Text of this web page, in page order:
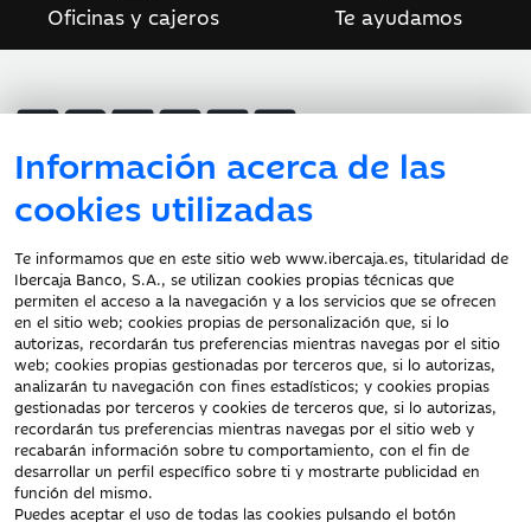
Información acerca de las
cookies utilizadas
Te informamos que en este sitio web www.ibercaja.es, titularidad de
Ibercaja Banco, S.A., se utilizan cookies propias técnicas que
permiten el acceso a la navegación y a los servicios que se ofrecen
en el sitio web; cookies propias de personalización que, si lo
autorizas, recordarán tus preferencias mientras navegas por el sitio
web; cookies propias gestionadas por terceros que, si lo autorizas,
analizarán tu navegación con fines estadísticos; y cookies propias
gestionadas por terceros y cookies de terceros que, si lo autorizas,
recordarán tus preferencias mientras navegas por el sitio web y
recabarán información sobre tu comportamiento, con el fin de
desarrollar un perfil específico sobre ti y mostrarte publicidad en
función del mismo.
Puedes aceptar el uso de todas las cookies pulsando el botón
Oficinas y cajeros Te ayudamos
Atención al cliente
Documentación a clientes
Aviso Legal
Protección datos
personales
Tarifas y Cotizaciones
Tablón de Anuncios
Política de cookies
Declaración de